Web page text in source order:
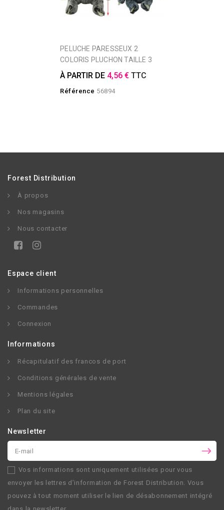
PELUCHE PARESSEUX 2
COLORIS PLUCHON TAILLE 3
À PARTIR DE 4,56 € TTC
Référence 56894
Forest Distribution
À propos
Nos magasins
Nous contacter
Espace client
Informations personnelles
Commandes
Connexion
Informations
Récapitulatif des francos de port
Conditions générales de vente
Mentions légales
Plan du site
Newsletter
Vos informations sont uniquement utilisées pour vous
envoyer les lettres d’information de Forest Distribution. Vous
pouvez à tout moment utiliser le lien de désabonnement intégré